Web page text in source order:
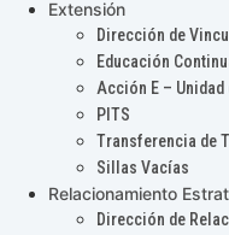
Extensión
Dirección de
Educación
Acción E –
PITS
Transferencia de
Sillas Vacías
Relacionamiento
Dirección de